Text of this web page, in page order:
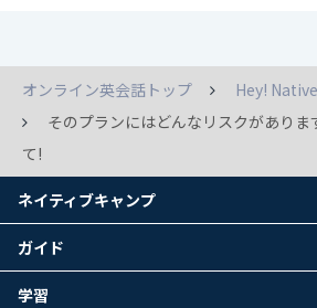
オンライン英会話トップ
Hey!
そのプランにはどんなリスクがありま
て!
ネイティブキャンプ
ガイド
学習